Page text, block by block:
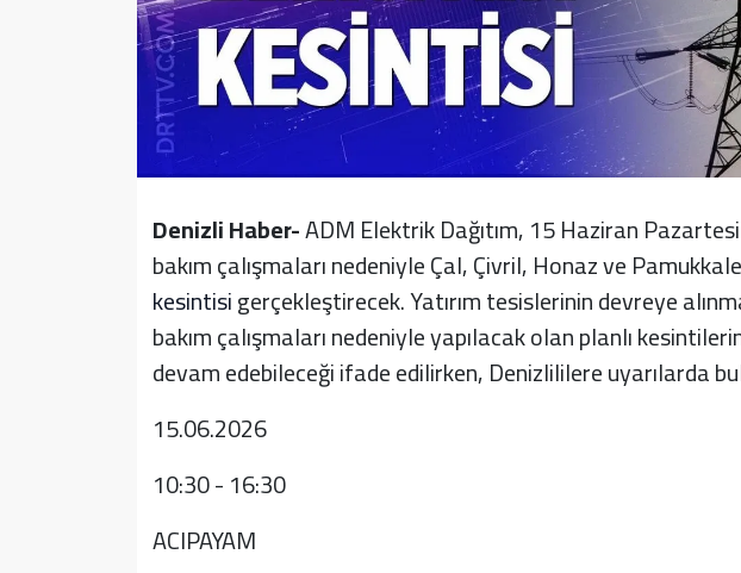
Denizli Haber-ADM Elektrik Dağıtım, 15 Haziran
bakım çalışmaları nedeniyle Çal, Çivril, Honaz ve
kesintisigerçekleştirecek. Yatırım tesislerinin devreye
bakım çalışmaları nedeniyle yapılacak olan planlı
devam edebileceği ifade edilirken, Denizlililere uyarılarda
15.06.2026
10:30 - 16:30
ACIPAYAM
Resmi Reklam